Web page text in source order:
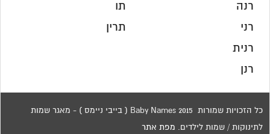
רנה
רני
רנית
רנן
תו
תרין
כל הזכויות שמורות 2015 Baby Names ( בייבי ניימס ) - מאגר שמות
לתינוקות / שמות לילדים. מפת אתר